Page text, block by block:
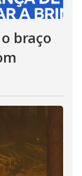
braço